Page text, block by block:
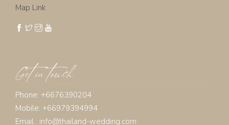
Map Link
Get in touch
Phone: +6676390204
Mobile: +66979394994
Email : info@thailand-wedding.com